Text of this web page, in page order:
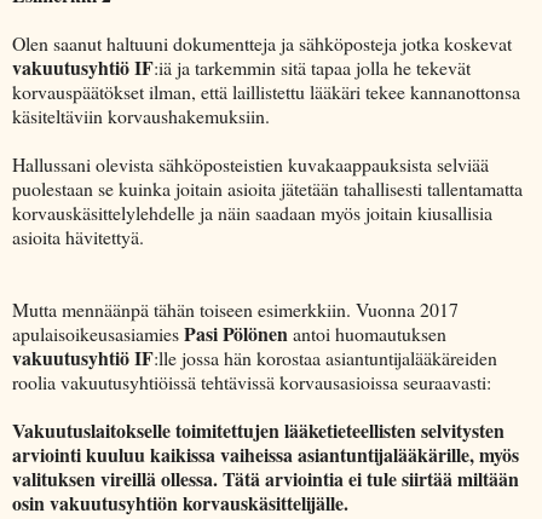
Olen saanut haltuuni dokumentteja ja sähköposteja jotka koskevat
vakuutusyhtiö IF:iä ja tarkemmin sitä tapaa jolla he tekevät
korvauspäätökset ilman, että laillistettu lääkäri tekee kannanottonsa
käsiteltäviin korvaushakemuksiin.
Hallussani olevista sähköposteistien kuvakaappauksista selviää
puolestaan se kuinka joitain asioita jätetään tahallisesti tallentamatta
korvauskäsittelylehdelle ja näin saadaan myös joitain kiusallisia
asioita hävitettyä.
Mutta mennäänpä tähän toiseen esimerkkiin. Vuonna 2017
apulaisoikeusasiamiesPasi Pölönenantoi huomautuksen
vakuutusyhtiö IF:lle jossa hän korostaa asiantuntijalääkäreiden
roolia vakuutusyhtiöissä tehtävissä korvausasioissa seuraavasti:
Vakuutuslaitokselle toimitettujen lääketieteellisten selvitysten
arviointi kuuluu kaikissa vaiheissa asiantuntijalääkärille, myös
valituksen vireillä ollessa. Tätä arviointia ei tule siirtää miltään
osin vakuutusyhtiön korvauskäsittelijälle.